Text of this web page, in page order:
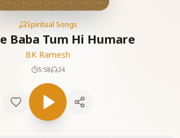
Spiritual Songs
Baba Tum Hi Humare
BK Ramesh
5:58 34